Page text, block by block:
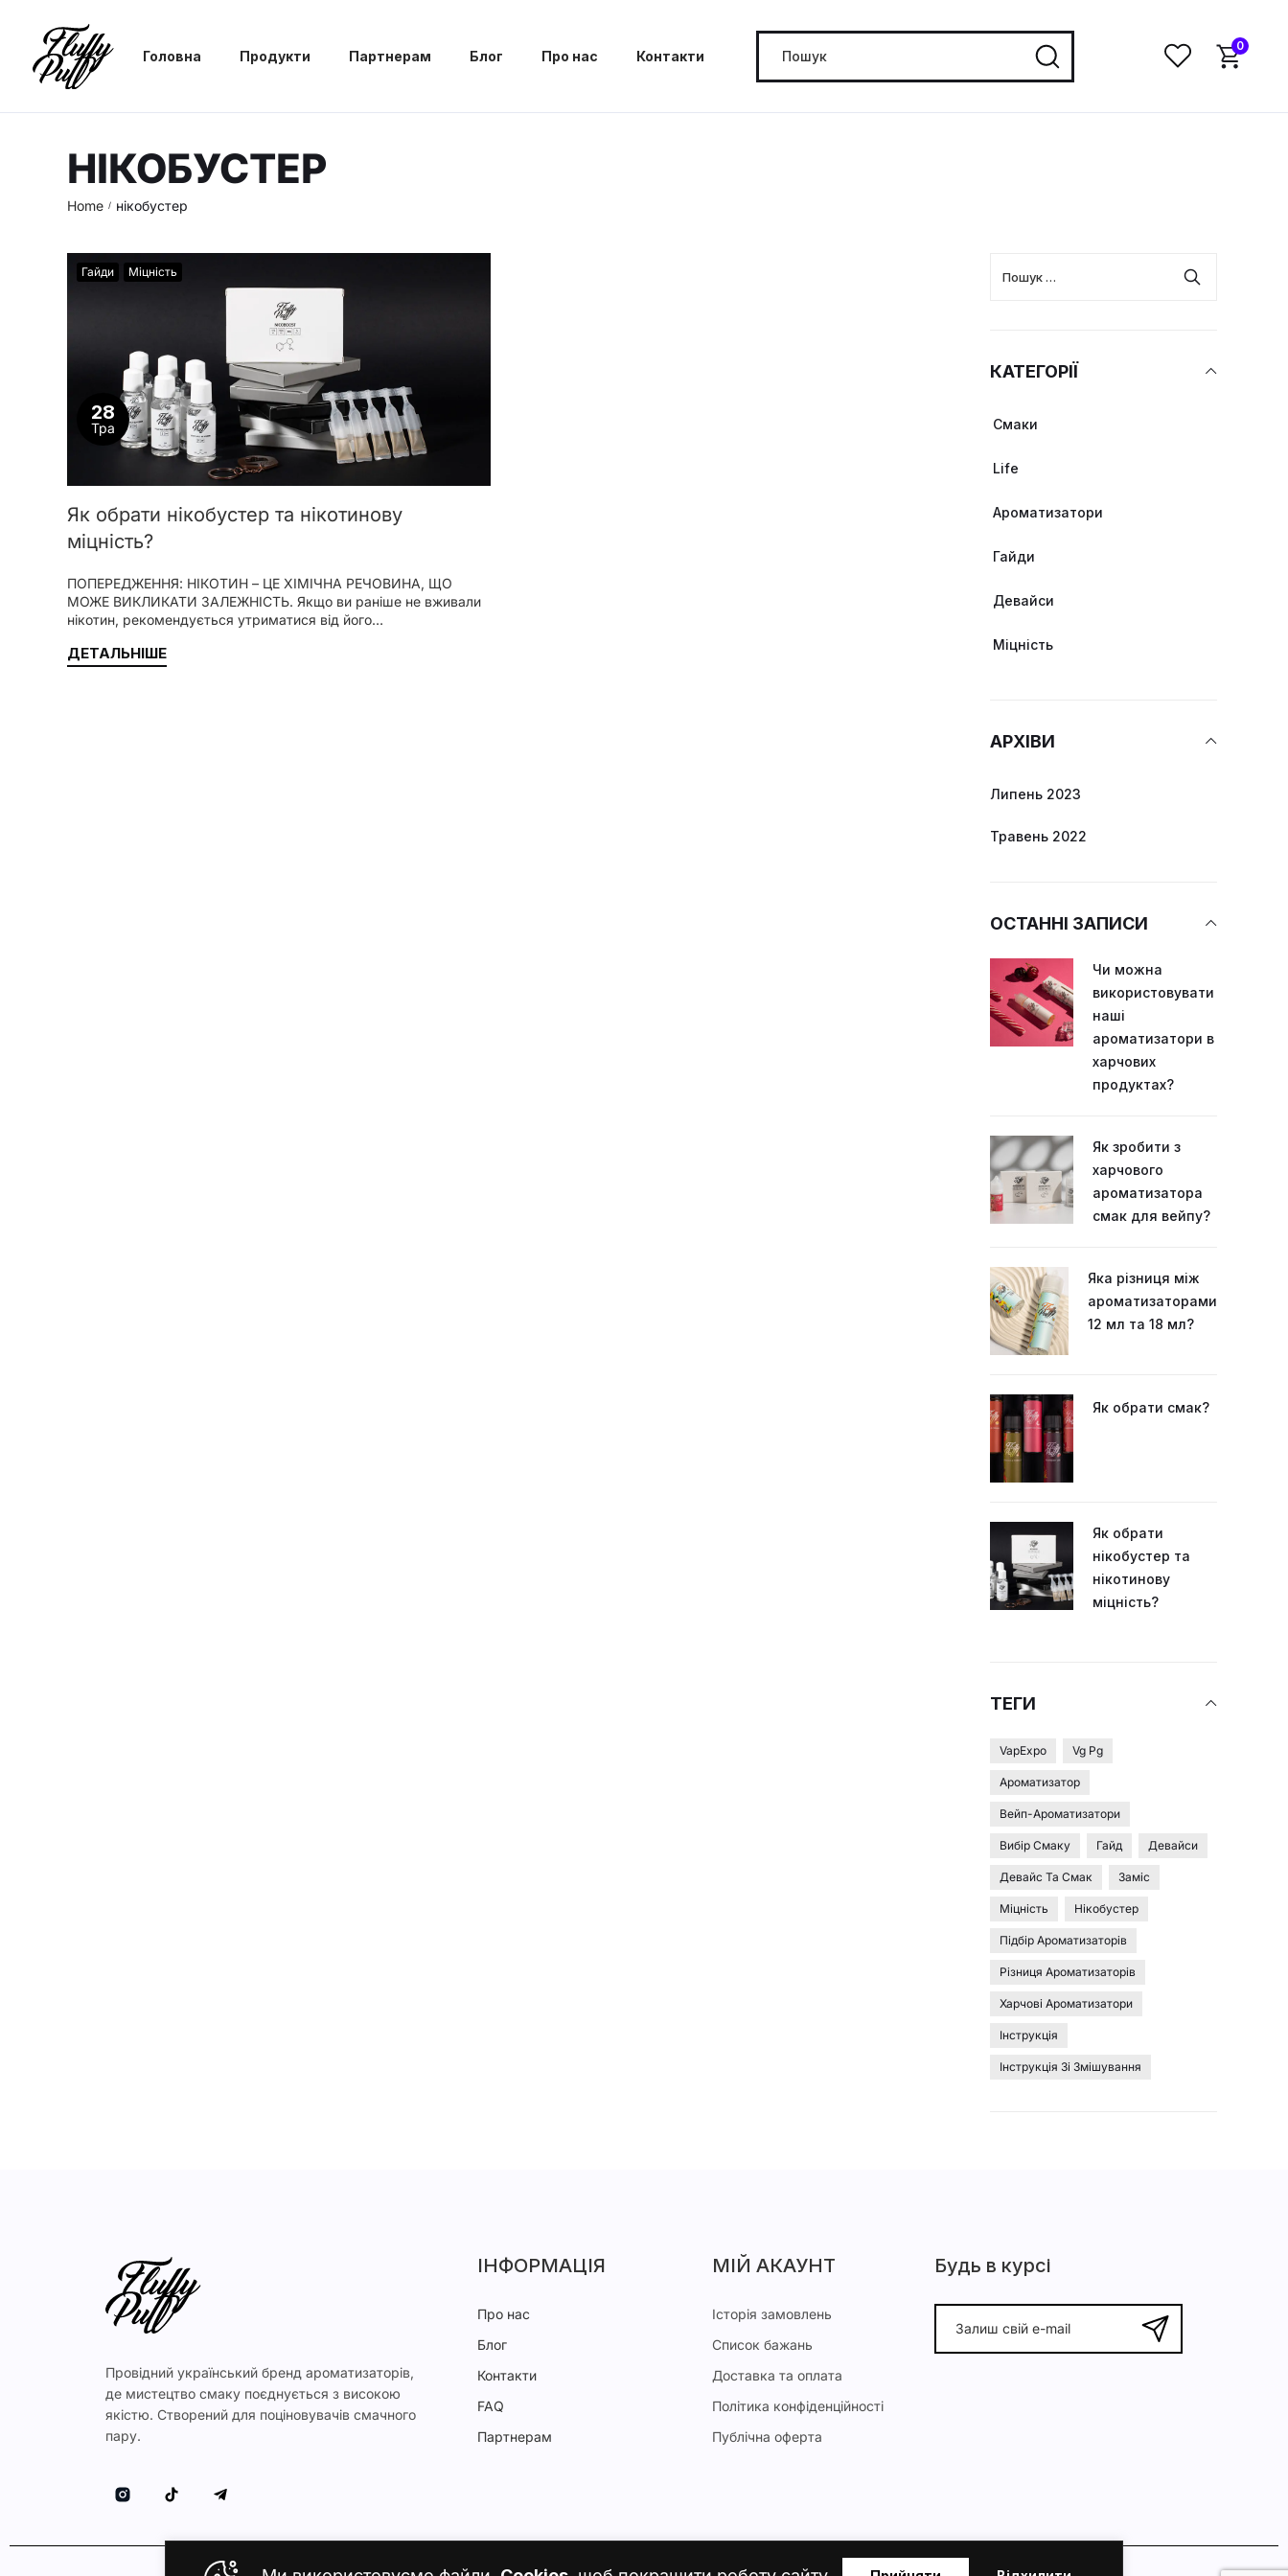
0
Головна Продукти Партнерам Блог Про нас Контакти
НІКОБУСТЕР
Home / нікобустер
28
Тра
Гайди Міцність
Як обрати нікобустер та нікотинову
міцність?
ПОПЕРЕДЖЕННЯ: НІКОТИН – ЦЕ ХІМІЧНА РЕЧОВИНА, ЩО
МОЖЕ ВИКЛИКАТИ ЗАЛЕЖНІСТЬ. Якщо ви раніше не вживали
нікотин, рекомендується утриматися від його…
ДЕТАЛЬНІШЕ
КАТЕГОРІЇ
Cмаки
Life
Ароматизатори
Гайди
Девайси
Міцність
АРХІВИ
Липень 2023
Травень 2022
ОСТАННІ ЗАПИСИ
Чи можна
використовувати
наші
ароматизатори в
харчових
продуктах?
Як зробити з
харчового
ароматизатора
смак для вейпу?
Яка різниця між
ароматизаторами
12 мл та 18 мл?
Як обрати смак?
Як обрати
нікобустер та
нікотинову
міцність?
ТЕГИ
VapExpo Vg Pg
Ароматизатор
Вейп-Ароматизатори
Вибір Смаку Гайд Девайси
Девайс Та Смак Заміс
Міцність Нікобустер
Підбір Ароматизаторів
Різниця Ароматизаторів
Харчові Ароматизатори
Інструкція
Інструкція Зі Змішування
Провідний український бренд ароматизаторів,
де мистецтво смаку поєднується з високою
якістю. Створений для поціновувачів смачного
пару.
ІНФОРМАЦІЯ
Про нас
Блог
Контакти
FAQ
Партнерам
МІЙ АКАУНТ
Історія замовлень
Список бажань
Доставка та оплата
Політика конфіденційності
Публічна оферта
Будь в курсі